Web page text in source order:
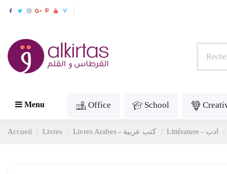
Menu Office School
Accueil Livres Livres Arabes - كتب عربية Littérature - ادب